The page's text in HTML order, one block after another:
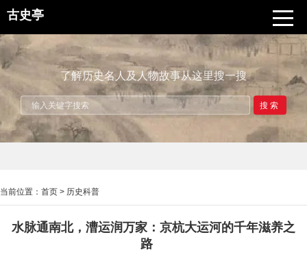
古史亭
了解历史名人及人物故事从这里搜一搜
搜索
当前位置： 首页 > 历史科普
水脉通南北，漕运润万家：京杭大运河的千年滋养之
路